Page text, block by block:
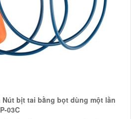
bịt tai bằng bọt dùng một lần
03C